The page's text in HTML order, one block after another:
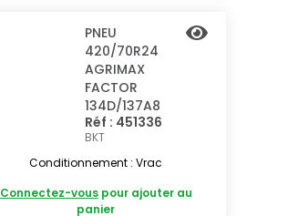
PNEU
420/70R24
AGRIMAX
FACTOR
134D/137A8
Réf : 451336
BKT
Conditionnement : Vrac
Connectez-vouspour ajouter au
panier